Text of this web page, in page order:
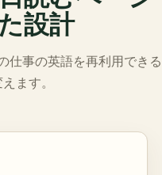
設計
仕事の英語を再利用できる
ます。